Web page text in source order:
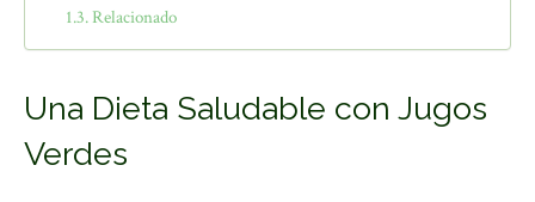
Relacionado
Una Dieta Saludable con Jugos
Verdes